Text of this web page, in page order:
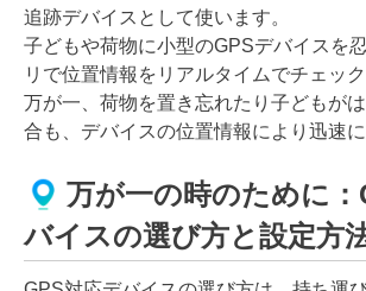
追跡デバイスとして使います。
子どもや荷物に小型のGPSデバイスを
リで位置情報をリアルタイムでチェック
万が一、荷物を置き忘れたり子どもが
合も、デバイスの位置情報により迅速に
万が一の時のために
バイスの選び方と設定方